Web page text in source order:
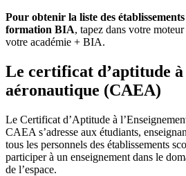
Pour obtenir la liste des
formation BIA, tapez dans votre
votre académie + BIA.
Le certificat d’aptitude à
aéronautique (CAEA)
Le Certificat d’Aptitude à
CAEA s’adresse aux étudiants,
tous les personnels des établissements
participer à un enseignement dans le
de l’espace.